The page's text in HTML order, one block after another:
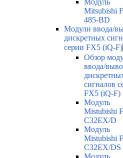
Модуль
Mitsubishi
485-BD
Модули ввода/
дискретных
серии FX5 (iQ-F)
Обзор
ввода/
сигналов
FX5 (iQ-F)
Модуль
Mistubishi
C32EX/D
Модуль
Mistubishi
C32EX/DS